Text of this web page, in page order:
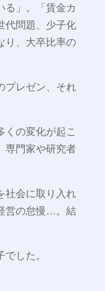
る」。「賃金カ
代問題、少子化
り、大卒比率の
プレゼン、それ
くの変化が起こ
専門家や研究者
社会に取り入れ
営の怠慢…。結
した。